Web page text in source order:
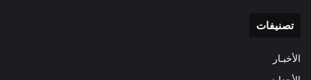
تصنيفات
الأخبـار